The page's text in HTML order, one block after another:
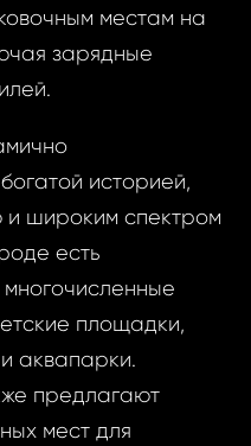
местам на
зарядные
историей,
и широким спектром
есть
площадки,
аквапарки.
предлагают
мест для
Ваш